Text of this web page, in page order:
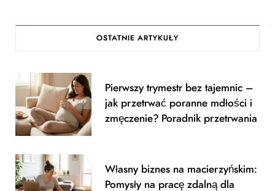
c
o
s
g
r
OSTATNIE ARTYKUŁY
Pierwszy trymestr bez tajemnic –
jak przetrwać poranne mdłości i
zmęczenie? Poradnik przetrwania
Własny biznes na macierzyńskim:
Pomysły na pracę zdalną dla